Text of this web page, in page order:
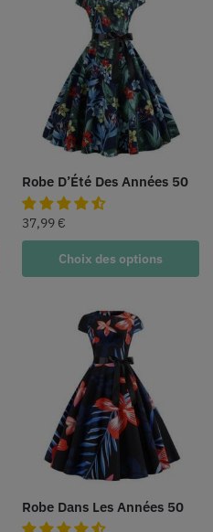
Robe D’Été Des Années 50
37,99 €
Choix des options
Robe Dans Les Années 50